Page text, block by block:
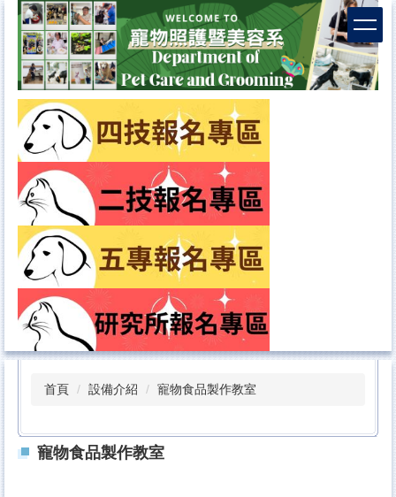
首頁 設備介紹 寵物食品製作教室
寵物食品製作教室